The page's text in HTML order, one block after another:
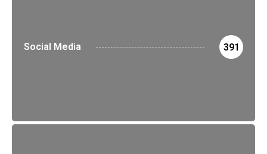
Social Media 391